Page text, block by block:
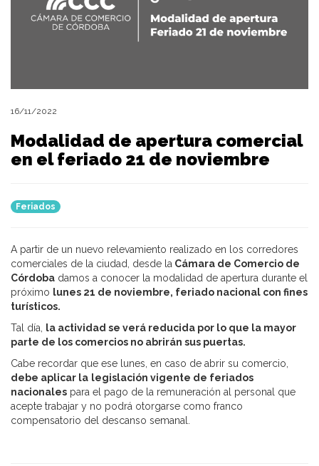
16/11/2022
Modalidad de apertura comercial
en el feriado 21 de noviembre
Feriados
A partir de un nuevo relevamiento realizado en los corredores
comerciales de la ciudad, desde la Cámara de Comercio de
Córdoba damos a conocer la modalidad de apertura durante el
próximo lunes 21 de noviembre, feriado nacional con fines
turísticos.
Tal día,
la actividad se verá reducida por lo que la mayor
parte de los comercios no abrirán sus puertas.
Cabe recordar que ese lunes, en caso de abrir su comercio,
debe aplicar la legislación vigente de feriados
nacionales para el pago de la remuneración al personal que
acepte trabajar y no podrá otorgarse como franco
compensatorio del descanso semanal.